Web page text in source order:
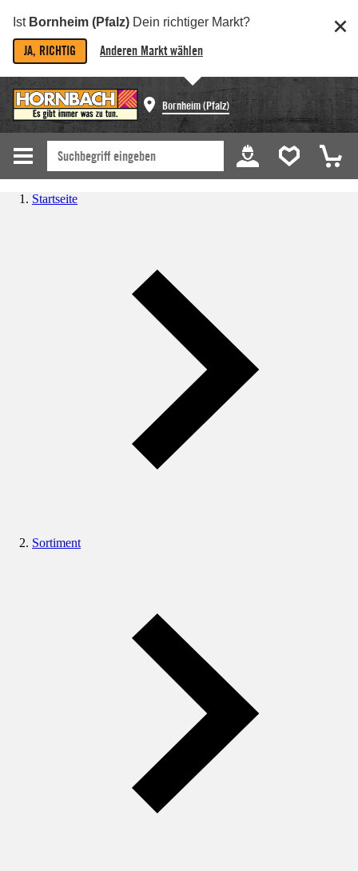
Ist Bornheim (Pfalz) Dein richtiger Markt?
JA, RICHTIG Anderen Markt wählen
Bornheim (Pfalz)
Startseite
Sortiment